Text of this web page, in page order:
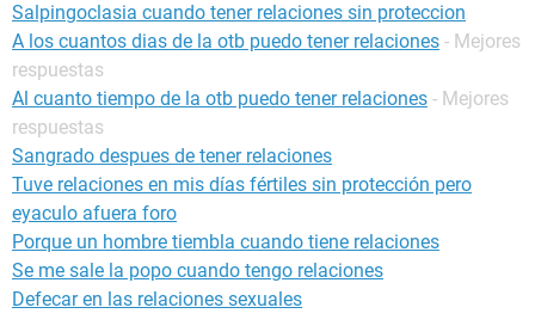
Salpingoclasia cuando tener relaciones sin proteccion
A los cuantos dias de la otb puedo tener relaciones - Mejores
respuestas
Al cuanto tiempo de la otb puedo tener relaciones - Mejores
respuestas
Sangrado despues de tener relaciones
Tuve relaciones en mis días fértiles sin protección pero
eyaculo afuera foro
Porque un hombre tiembla cuando tiene relaciones
Se me sale la popo cuando tengo relaciones
Defecar en las relaciones sexuales